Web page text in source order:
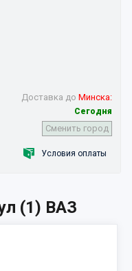
Доставка до Минска:
Сегодня
Сменить город
Условия оплаты
(1) ВАЗ